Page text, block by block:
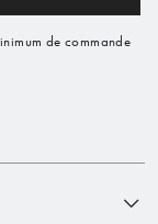
de commande